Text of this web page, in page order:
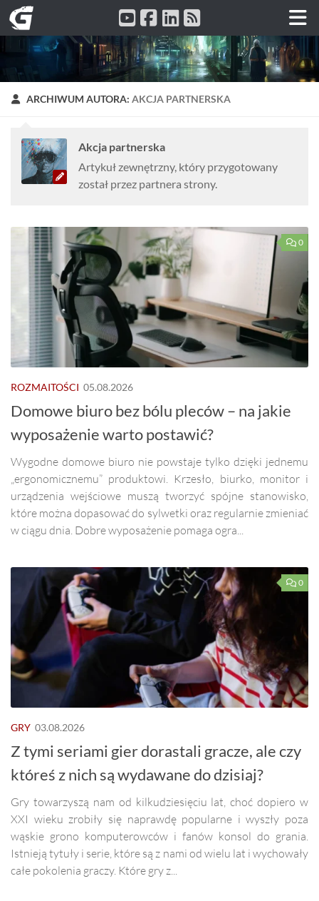
Przeskocz do treści
ARCHIWUM AUTORA: AKCJA PARTNERSKA
Akcja partnerska
Artykuł zewnętrzny, który przygotowany
został przez partnera strony.
0
ROZMAITOŚCI 05.08.2026
Domowe biuro bez bólu pleców – na jakie
wyposażenie warto postawić?
Wygodne domowe biuro nie powstaje tylko dzięki jednemu
„ergonomicznemu” produktowi. Krzesło, biurko, monitor i
urządzenia wejściowe muszą tworzyć spójne stanowisko,
które można dopasować do sylwetki oraz regularnie zmieniać
w ciągu dnia. Dobre wyposażenie pomaga ogra...
0
GRY 03.08.2026
Z tymi seriami gier dorastali gracze, ale czy
któreś z nich są wydawane do dzisiaj?
Gry towarzyszą nam od kilkudziesięciu lat, choć dopiero w
XXI wieku zrobiły się naprawdę popularne i wyszły poza
wąskie grono komputerowców i fanów konsol do grania.
Istnieją tytuły i serie, które są z nami od wielu lat i wychowały
całe pokolenia graczy. Które gry z...